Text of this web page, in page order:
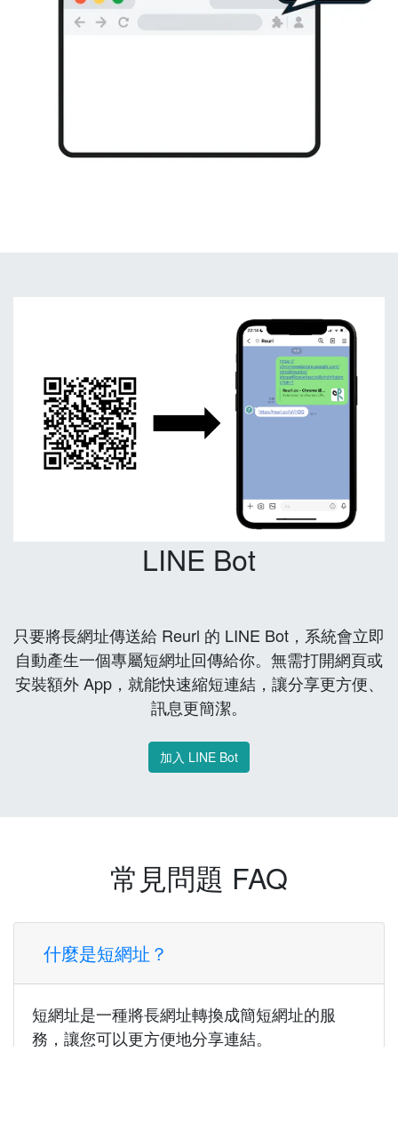
LINE Bot
只要將長網址傳送給 Reurl 的 LINE Bot，系統會立即
自動產生一個專屬短網址回傳給你。無需打開網頁或
安裝額外 App，就能快速縮短連結，讓分享更方便、
訊息更簡潔。
加入 LINE Bot
常見問題 FAQ
什麼是短網址？
短網址是一種將長網址轉換成簡短網址的服
務，讓您可以更方便地分享連結。